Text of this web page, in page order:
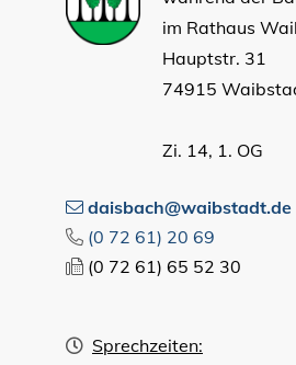
im Rathaus
Hauptstr. 31
74915
Zi. 14, 1. OG
daisbach@waibstadt.de
(0 72 61) 20 69
(0 72 61) 65 52 30
Sprechzeiten: